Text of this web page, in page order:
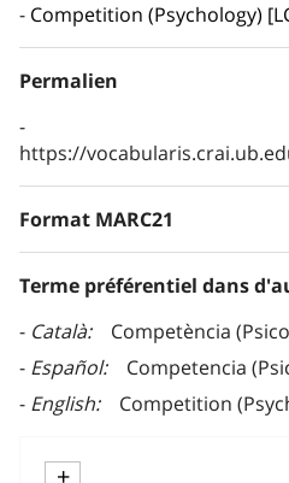
Competition (Psychology)
Permalien
https://
Format MARC21
Terme préférentiel dans
Català
Competència
Español
Competencia
English
Competition